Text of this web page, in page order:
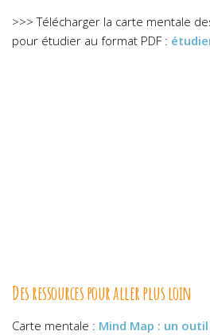
>>> Télécharger la carte mentale
pour étudier au format PDF :
Des ressources pour aller plus loin
Carte mentale : Mind Map : un